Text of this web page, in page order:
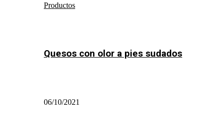
Productos
Quesos con olor a pies sudados
06/10/2021